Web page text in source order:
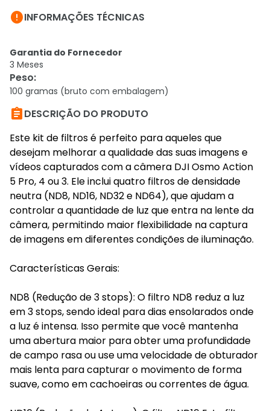
INFORMAÇÕES TÉCNICAS
Garantia do Fornecedor
3 Meses
Peso:
100 gramas (bruto com embalagem)
DESCRIÇÃO DO PRODUTO
Este kit de filtros é perfeito para aqueles que
desejam melhorar a qualidade das suas imagens e
vídeos capturados com a câmera DJI Osmo Action
5 Pro, 4 ou 3. Ele inclui quatro filtros de densidade
neutra (ND8, ND16, ND32 e ND64), que ajudam a
controlar a quantidade de luz que entra na lente da
câmera, permitindo maior flexibilidade na captura
de imagens em diferentes condições de iluminação.
Características Gerais:
ND8 (Redução de 3 stops): O filtro ND8 reduz a luz
em 3 stops, sendo ideal para dias ensolarados onde
a luz é intensa. Isso permite que você mantenha
uma abertura maior para obter uma profundidade
de campo rasa ou use uma velocidade de obturador
mais lenta para capturar o movimento de forma
suave, como em cachoeiras ou correntes de água.